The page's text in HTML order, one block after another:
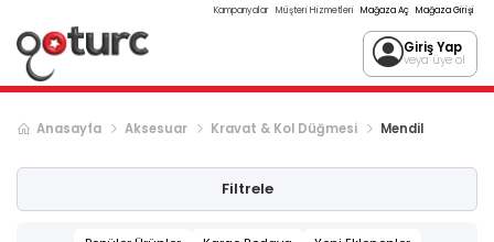
Kampanyalar Müşteri Hizmetleri Mağaza Aç Mağaza Girişi
Giriş Yap
veya üye ol
Anasayfa Aksesuar Kravat & Kol Düğmesi Mendil
Filtrele